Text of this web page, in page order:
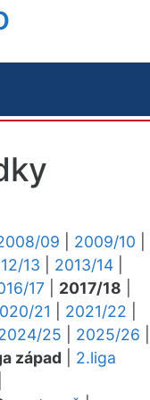
09 2009/10
13 2013/14
17 2017/18
21 2021/22
25 2025/26
západ
2.liga